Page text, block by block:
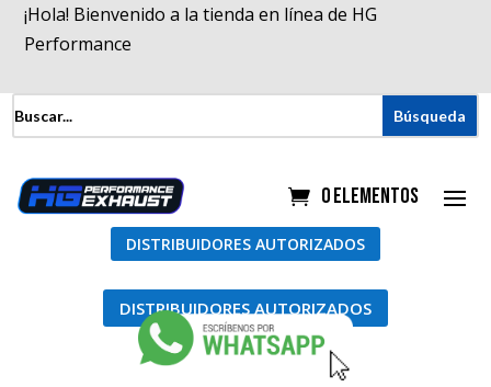
¡Hola! Bienvenido a la tienda en línea de HG
Performance
0 elementos
DISTRIBUIDORES AUTORIZADOS
DISTRIBUIDORES AUTORIZADOS